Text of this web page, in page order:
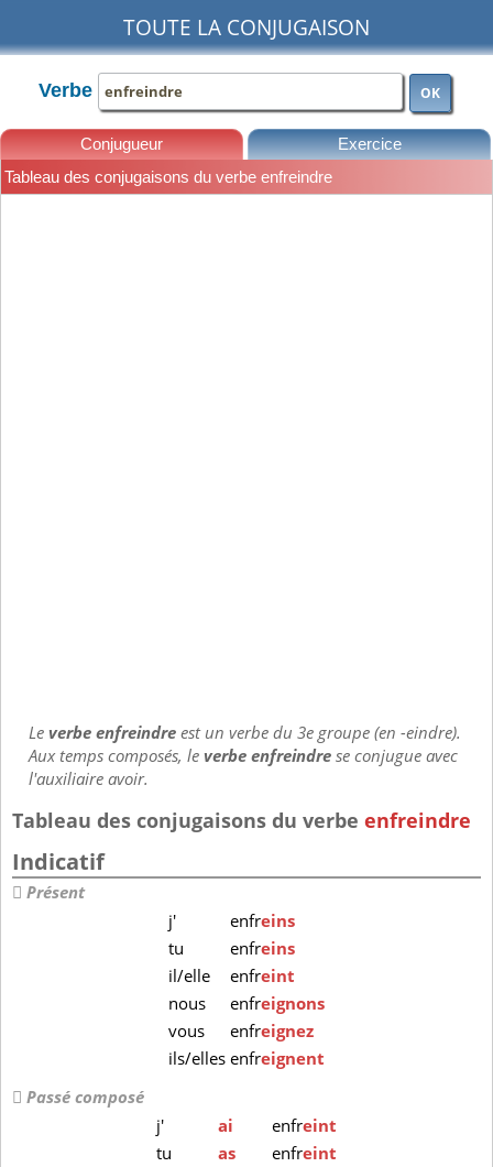
TOUTE LA CONJUGAISON
Verbe OK
Conjugueur Exercice
Tableau des conjugaisons du verbe enfreindre
Leverbe enfreindreest un verbe du 3e groupe (en -eindre).
Aux temps composés, leverbe enfreindrese conjugue avec
l'auxiliaire avoir.
Tableau des conjugaisons du verbe enfreindre
Indicatif
Présent
j'
enfreins
tu
enfreins
il/elle
enfreint
nous
enfreignons
vous
enfreignez
ils/ellesenfreignent
Passé composé
j'
ai enfreint
tu
as enfreint